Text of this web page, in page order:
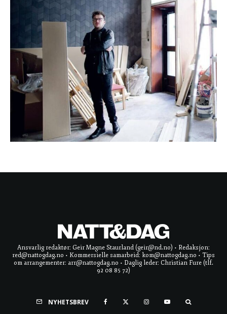
Ansvarlig redaktør: Geir Magne Staurland (geir@nd.no) • Redaksjon:
red@nattogdag.no • Kommersielle samarbeid: kom@nattogdag.no • Tips
om arrangementer: arr@nattogdag.no • Daglig leder: Christian Fure (tlf.
92 08 85 72)
NYHETSBREV